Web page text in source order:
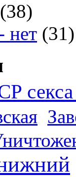
(38)
нет (31)
секса